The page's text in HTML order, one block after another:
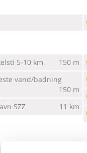
5-10 km
150 m
vand/badning
150 m
SZZ
11 km